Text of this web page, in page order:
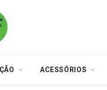
ACESSÓRIOS